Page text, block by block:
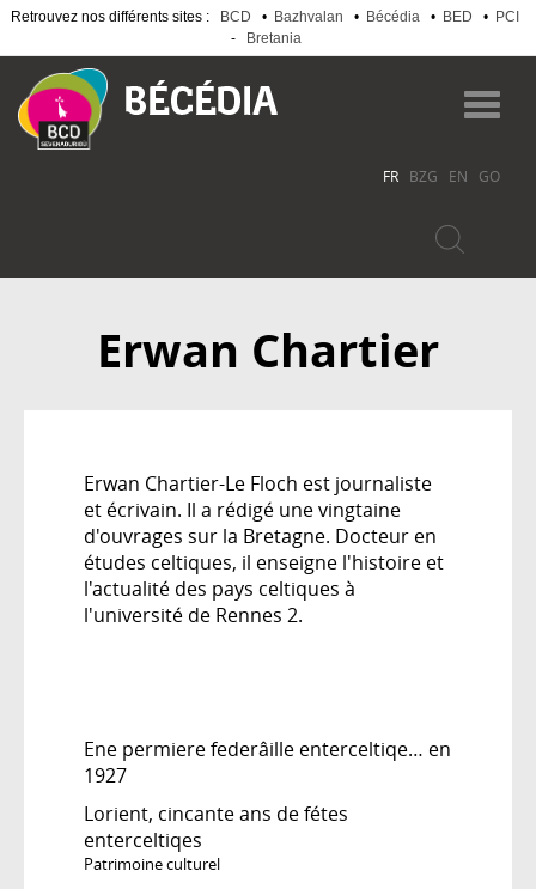
Retrouvez nos différents sites : BCD • Bazhvalan • Bécédia • BED •
PCI
-
Bretania
au
contenu
principal
FR BZG EN GO
Erwan Chartier
Erwan Chartier-Le Floch est journaliste
et écrivain. Il a rédigé une vingtaine
d'ouvrages sur la Bretagne. Docteur en
études celtiques, il enseigne l'histoire et
l'actualité des pays celtiques à
l'université de Rennes 2.
Ene permiere federâille enterceltiqe… en
1927
Lorient, cincante ans de fétes
enterceltiqes
Patrimoine culturel